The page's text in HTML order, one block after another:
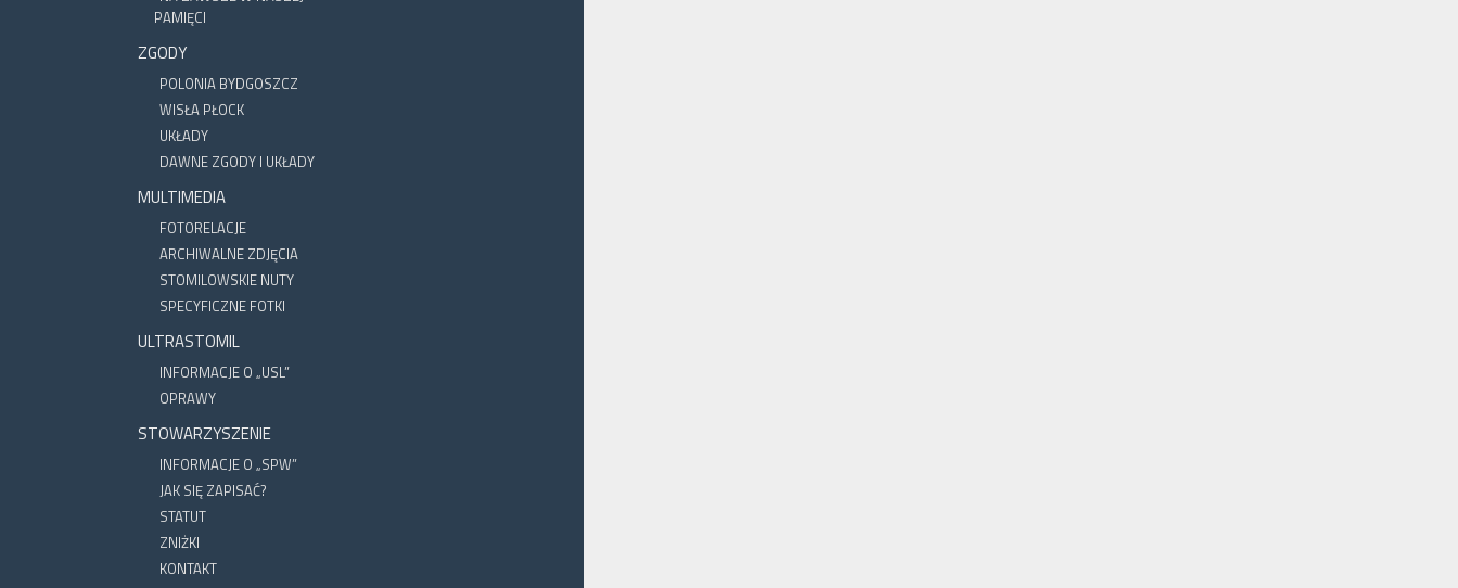
PAMIĘCI
ZGODY
POLONIA BYDGOSZCZ
WISŁA PŁOCK
UKŁADY
DAWNE ZGODY I UKŁADY
MULTIMEDIA
FOTORELACJE
ARCHIWALNE ZDJĘCIA
STOMILOWSKIE NUTY
SPECYFICZNE FOTKI
ULTRASTOMIL
INFORMACJE O „USL”
OPRAWY
STOWARZYSZENIE
INFORMACJE O „SPW”
JAK SIĘ ZAPISAĆ?
STATUT
ZNIŻKI
KONTAKT